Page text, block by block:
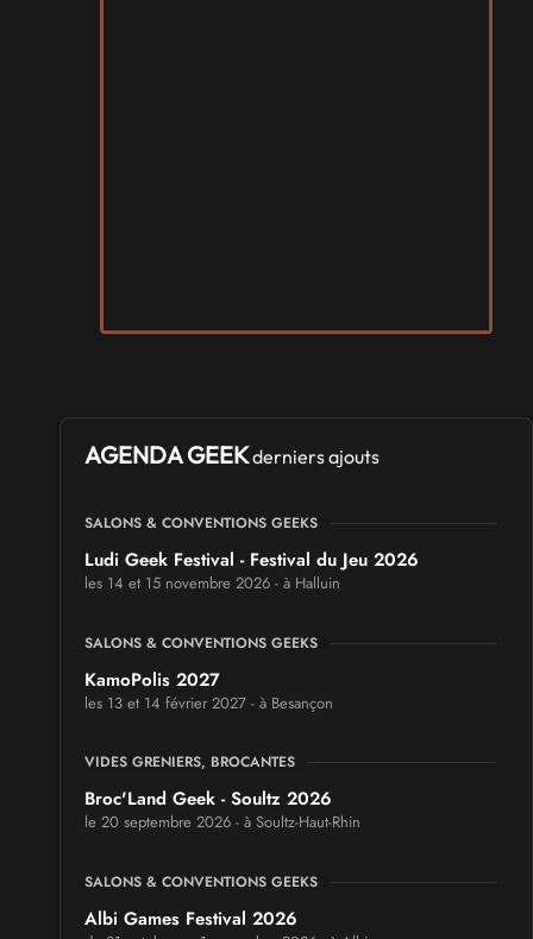
AGENDA GEEKderniers ajouts
SALONS & CONVENTIONS GEEKS
Ludi Geek Festival - Festival du Jeu 2026
les 14 et 15 novembre 2026 - à Halluin
SALONS & CONVENTIONS GEEKS
KamoPolis 2027
les 13 et 14 février 2027 - à Besançon
VIDES GRENIERS, BROCANTES
Broc'Land Geek - Soultz 2026
le 20 septembre 2026 - à Soultz-Haut-Rhin
SALONS & CONVENTIONS GEEKS
Albi Games Festival 2026